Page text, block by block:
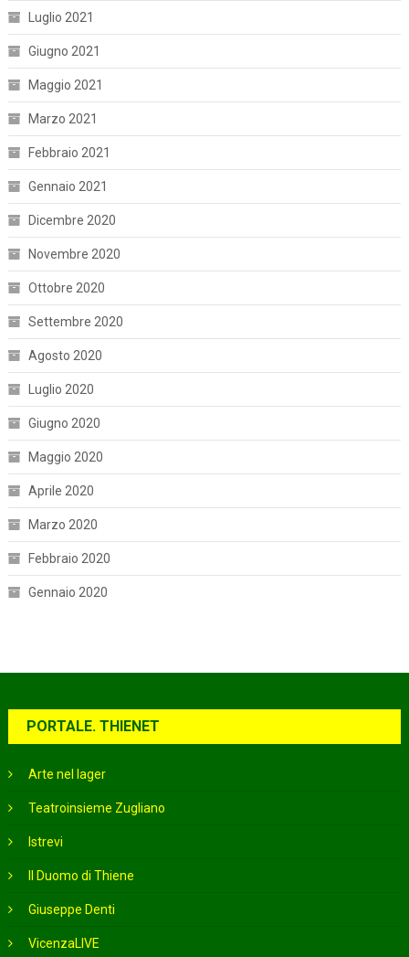
Luglio 2021
Giugno 2021
Maggio 2021
Marzo 2021
Febbraio 2021
Gennaio 2021
Dicembre 2020
Novembre 2020
Ottobre 2020
Settembre 2020
Agosto 2020
Luglio 2020
Giugno 2020
Maggio 2020
Aprile 2020
Marzo 2020
Febbraio 2020
Gennaio 2020
PORTALE. THIENET
Arte nel lager
Teatroinsieme Zugliano
Istrevi
Il Duomo di Thiene
Giuseppe Denti
VicenzaLIVE